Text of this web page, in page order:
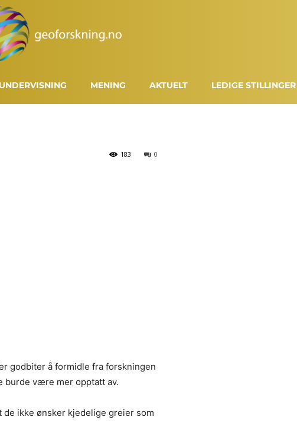
UNDERVISNING MENING AKTUELT LEDIGE STILLINGER
0
183
godbiter å formidle fra forskningen
burde være mer opptatt av.
ikke ønsker kjedelige greier som